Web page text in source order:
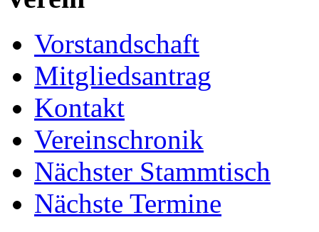
Vorstandschaft
Mitgliedsantrag
Kontakt
Vereinschronik
Nächster Stammtisch
Nächste Termine